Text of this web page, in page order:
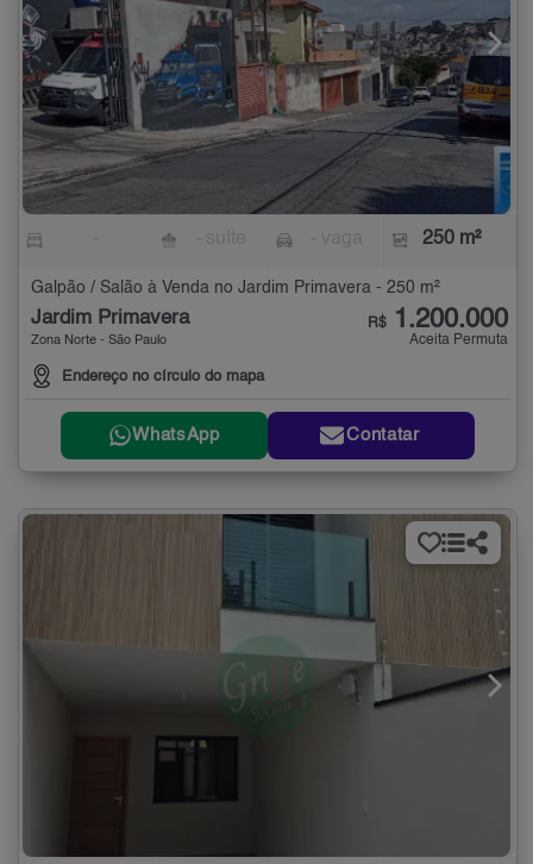
250 m²
Galpão / Salão à Venda no Jardim Primavera - 250 m²
Jardim Primavera
Zona Norte - São Paulo
Endereço no círculo do mapa
R$ 1.200.000
Aceita Permuta
WhatsApp Contatar